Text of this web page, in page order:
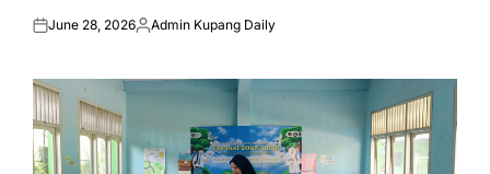
Posted
June 28, 2026Posted
Admin Kupang Daily